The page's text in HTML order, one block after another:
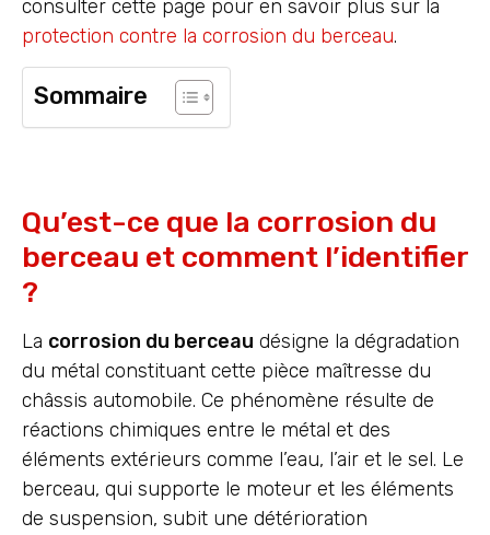
consulter cette page pour en savoir plus sur la
protection contre la corrosion du berceau.
Sommaire
Qu’est-ce que la corrosion du
berceau et comment l’identifier
?
La corrosion du berceau désigne la dégradation
du métal constituant cette pièce maîtresse du
châssis automobile. Ce phénomène résulte de
réactions chimiques entre le métal et des
éléments extérieurs comme l’eau, l’air et le sel. Le
berceau, qui supporte le moteur et les éléments
de suspension, subit une détérioration